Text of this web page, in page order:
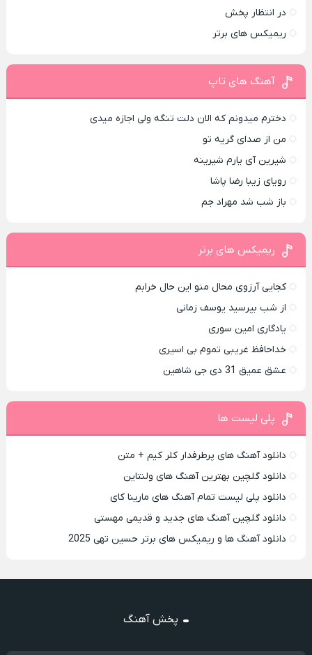
در انتظار پخش
ریمیکس های برتر
آهنگ های تاپ
دخترم میدونم که الان دلت تنگه ولی اجازه میدی
من از صدای گريه تو
شیرین آی یارم شیرینه
رویای زیبا رضا پاشا
باز شب شد مهراد جم
ریمیکس های برتر
کجایی آرزوی محال منو این حال خرابم
از شب بپرسید یوسف زمانی
یادگاری امین سوری
خداحافظ غریبی تموم بی اسیری
عشق عمیق 31 دی جی شاهین
پلی لیست ها
دانلود آهنگ های پرطرفدار کلر کیم + متن
دانلود گلچین بهترین آهنگ های ولنتاین
دانلود پلی لیست تمام آهنگ های مارینا کای
دانلود گلچین آهنگ های جدید و قدیمی مهستی
دانلود آهنگ ها و ریمیکس های برتر حسین تهی 2025
پخش آهنگ